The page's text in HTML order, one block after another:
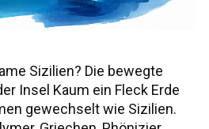
Sizilien? Die bewegte
Insel Kaum ein Fleck Erde
gewechselt wie Sizilien.